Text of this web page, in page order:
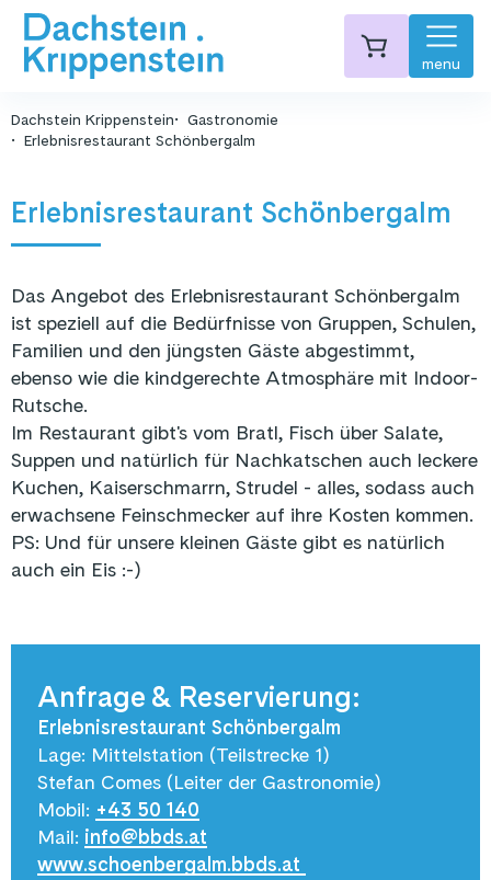
menu
Dachstein Krippenstein
Gastronomie
Erlebnisrestaurant Schönbergalm
Erlebnisrestaurant Schönbergalm
Das Angebot des Erlebnisrestaurant Schönbergalm
ist speziell auf die Bedürfnisse von Gruppen, Schulen,
Familien und den jüngsten Gäste abgestimmt,
ebenso wie die kindgerechte Atmosphäre mit Indoor-
Rutsche.
Im Restaurant gibt's vom Bratl, Fisch über Salate,
Suppen und natürlich für Nachkatschen auch leckere
Kuchen, Kaiserschmarrn, Strudel - alles, sodass auch
erwachsene Feinschmecker auf ihre Kosten kommen.
PS: Und für unsere kleinen Gäste gibt es natürlich
auch ein Eis :-)
Anfrage & Reservierung:
Erlebnisrestaurant Schönbergalm
Lage: Mittelstation (Teilstrecke 1)
Stefan Comes (Leiter der Gastronomie)
Mobil: +43 50 140
Mail: info@bbds.at
www.schoenbergalm.bbds.at